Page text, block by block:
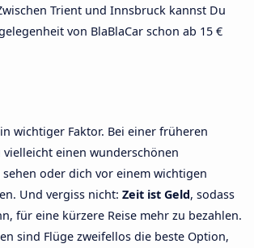
Trient und Innsbruck kannst Du
von BlaBlaCar schon ab 15 €
wichtiger Faktor. Bei einer früheren
einen wunderschönen
oder dich vor einem wichtigen
Und vergiss nicht: Zeit ist Geld, sodass
für eine kürzere Reise mehr zu bezahlen.
sind Flüge zweifellos die beste Option,